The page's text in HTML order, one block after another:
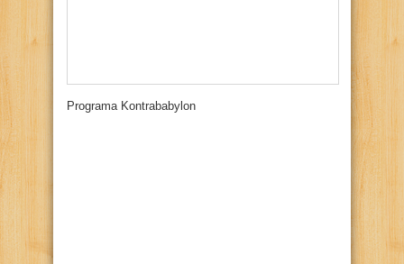
Programa Kontrababylon